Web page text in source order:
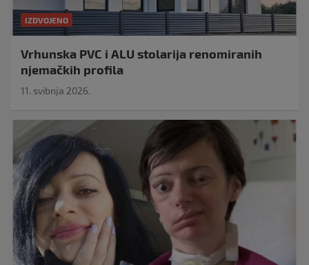
IZDVOJENO
Vrhunska PVC i ALU stolarija renomiranih
njemačkih profila
11. svibnja 2026.